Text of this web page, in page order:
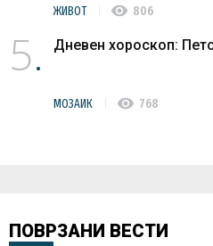
ЖИВОТ visibility 806
5 Дневен хороскоп:
МОЗАИК visibility 768
ПОВРЗАНИ ВЕСТИ